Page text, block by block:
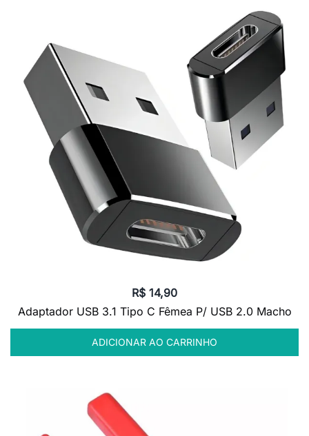
R$ 14,90
Adaptador USB 3.1 Tipo C Fêmea P/ USB 2.0 Macho
ADICIONAR AO CARRINHO